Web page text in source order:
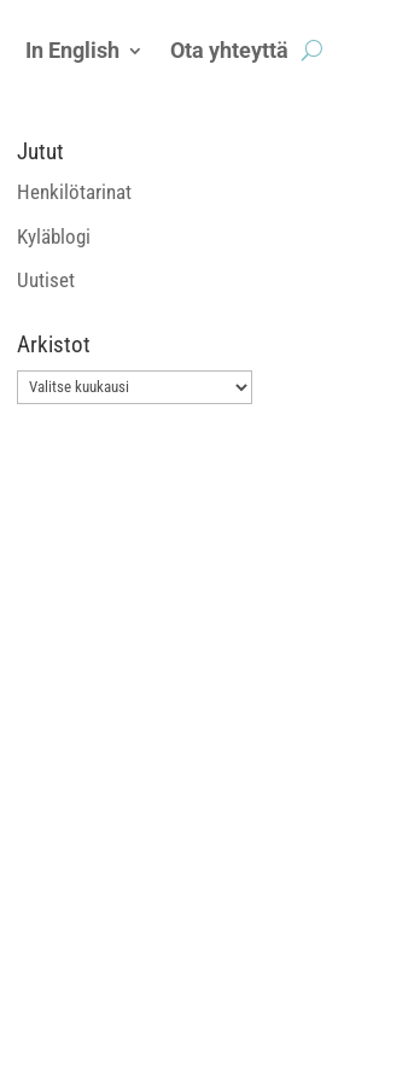
In English Ota yhteyttä
Jutut
Henkilötarinat
Kyläblogi
Uutiset
Arkistot
Arkistot